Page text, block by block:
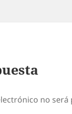
no será